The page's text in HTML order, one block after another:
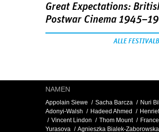
Great Expectations:
Postwar Cinema
ALLE
NAMEN
Appolain Siewe Sacha Barcza Nuri
Adonyi-Walsh
Hadeed Ahmed
Vincent Lindon
Thom Mount
Yurasova
Agnieszka Bialek-Zaborowska